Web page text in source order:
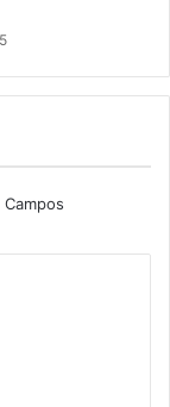
Campos